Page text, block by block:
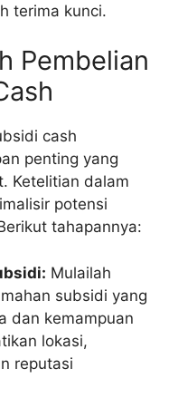
terima kunci.
Pembelian
cash
penting yang
Ketelitian dalam
potensi
tahapannya:
Mulailah
subsidi yang
dan kemampuan
lokasi,
reputasi